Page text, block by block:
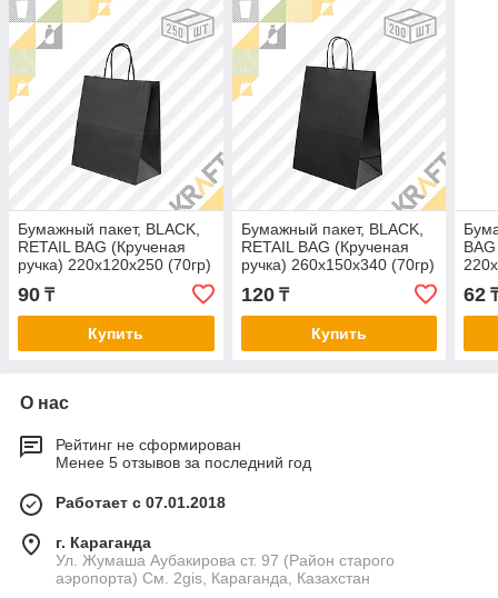
Бумажный пакет, BLACK,
RETAIL BAG (Крученая
ручка) 220x120x250 (70гр)
90 ₸
Купить
Бумажный пакет, BLACK,
RETAIL BAG (Крученая
ручка) 260x150x340 (70гр)
120₸
Купить
62
О нас
Рейтинг не сформирован
Менее 5 отзывов за последний год
Работает с 07.01.2018
г. Караганда
Ул. Жумаша Аубакирова ст. 97 (Район старого
аэропорта) См. 2gis, Караганда, Казахстан